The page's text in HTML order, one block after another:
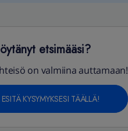
etsimääsi?
on valmiina auttamaan!
ESITÄ KYSYMYKSESI TÄÄLLÄ!